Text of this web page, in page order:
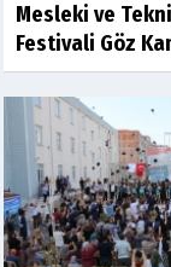
Mesleki ve
Festivali Göz